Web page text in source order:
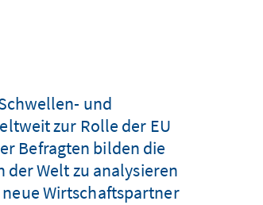
und
zur Rolle der EU
Befragten bilden die
Welt zu analysieren
Wirtschaftspartner